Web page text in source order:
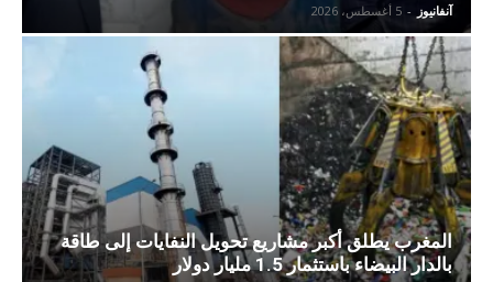
آنفانيوز - 5 أغسطس، 2026
المغرب يطلق أكبر مشاريع تحويل النفايات إلى طاقة
بالدار البيضاء باستثمار 1.5 مليار دولار